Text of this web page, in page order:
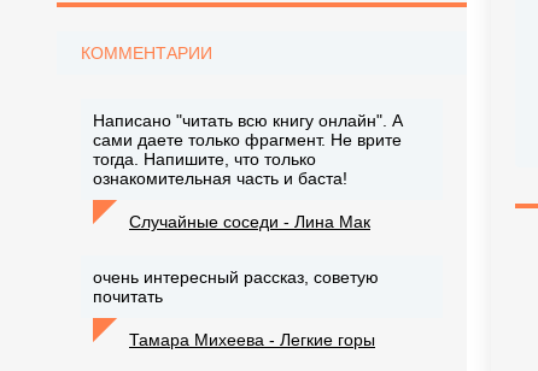
КОММЕНТАРИИ
Написано "читать всю книгу онлайн". А
сами даете только фрагмент. Не врите
тогда. Напишите, что только
ознакомительная часть и баста!
Случайные соседи - Лина Мак
очень интересный рассказ, советую
почитать
Тамара Михеева - Легкие горы